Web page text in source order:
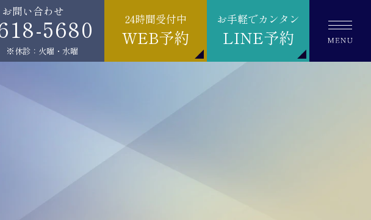
お問い合わせ
5680
※休診：火曜・水曜
24時間受付中
WEB予約
お手軽でカンタン
LINE予約